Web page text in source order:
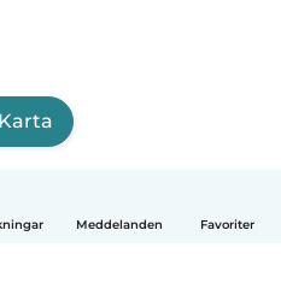
Meddelanden Favoriter
Karta